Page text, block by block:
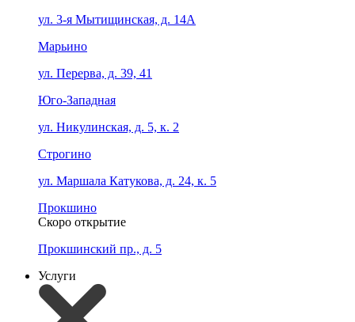
ул. 3-я Мытищинская, д. 14А
Марьино
ул. Перерва, д. 39, 41
Юго-Западная
ул. Никулинская, д. 5, к. 2
Строгино
ул. Маршала Катукова, д. 24, к. 5
Прокшино
Скоро открытие
Прокшинский пр., д. 5
Услуги